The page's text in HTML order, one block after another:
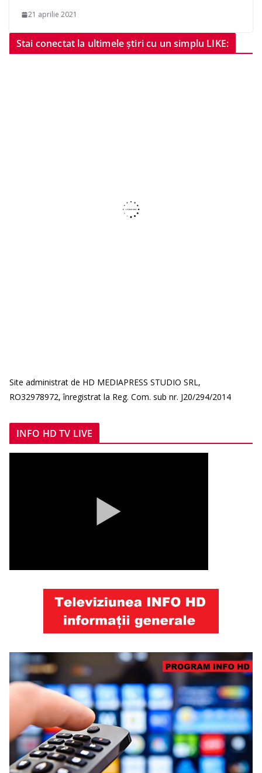
21 aprilie 2021
Stai conectat la ultimele știri cu un simplu LIKE:
Site administrat de HD MEDIAPRESS STUDIO SRL,
RO32978972, înregistrat la Reg. Com. sub nr. J20/294/2014
INFO HD TV LIVE